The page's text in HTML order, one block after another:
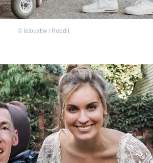
© letouxftw / Reddit